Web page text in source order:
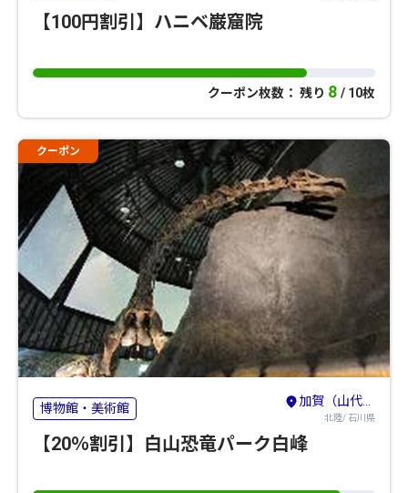
【100円割引】ハニベ巌窟院
クーポン枚数： 残り 8 / 10枚
クーポン
博物館・美術館 加賀（山代・山中・粟津）・小松・白山
北陸/ 石川県
【20％割引】白山恐竜パーク白峰